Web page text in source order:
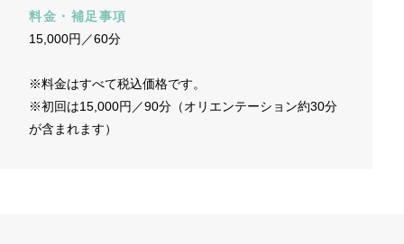
料金・補足事項
15,000円／60分
※料金はすべて税込価格です。
※初回は15,000円／90分（オリエンテーション約30分
が含まれます）